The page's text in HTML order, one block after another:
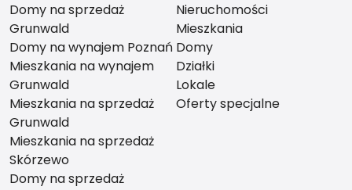
Domy na sprzedaż
Grunwald
Domy na wynajem Poznań
Mieszkania na wynajem
Grunwald
Mieszkania na sprzedaż
Grunwald
Mieszkania na sprzedaż
Skórzewo
Domy na sprzedaż
Nieruchomości
Mieszkania
Domy
Działki
Lokale
Oferty specjalne